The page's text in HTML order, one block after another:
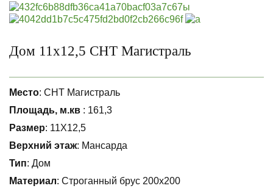
Дом 11х12,5 СНТ Магистраль
Место: СНТ Магистраль
Площадь, м.кв : 161,3
Размер: 11Х12,5
Верхний этаж: Мансарда
Тип: Дом
Материал: Строганный брус 200х200